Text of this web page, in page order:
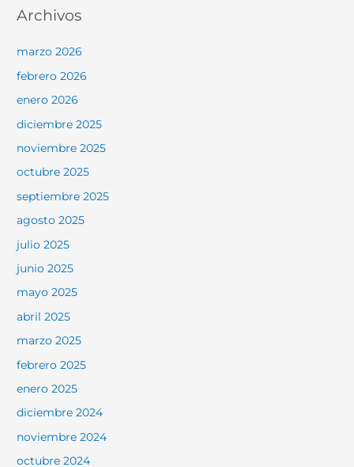
Archivos
marzo 2026
febrero 2026
enero 2026
diciembre 2025
noviembre 2025
octubre 2025
septiembre 2025
agosto 2025
julio 2025
junio 2025
mayo 2025
abril 2025
marzo 2025
febrero 2025
enero 2025
diciembre 2024
noviembre 2024
octubre 2024